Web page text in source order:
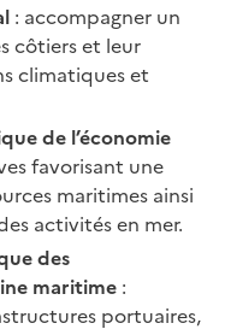
: accompagner un
côtiers et leur
climatiques et
de l’économie
favorisant une
maritimes ainsi
activités en mer.
des
maritime :
portuaires,